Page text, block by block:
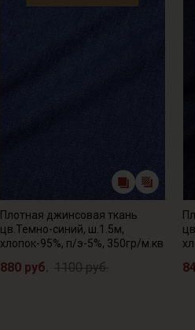
Плотная джинсовая ткань
цв.Темно-синий, ш.1.5м,
хлопок-95%, п/э-5%, 350гр/м.кв
880 руб. 1100 руб.